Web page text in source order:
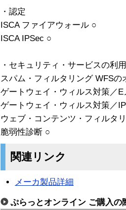
・認定
ISCA ファイアウォール ○
ISCA IPSec ○
・セキュリティ・サービスの利用
スパム・フィルタリング WFSの
ゲートウェイ・ウィルス対策／
ゲートウェイ・ウィルス対策／
ウェブ・コンテンツ・フィルタ
脆弱性診断 ○
関連リンク
メーカ製品詳細
ぷらっとオンライン ご購入の